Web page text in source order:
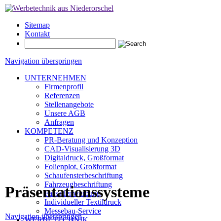
Sitemap
Kontakt
Navigation überspringen
UNTERNEHMEN
Firmenprofil
Referenzen
Stellenangebote
Unsere AGB
Anfragen
KOMPETENZ
PR-Beratung und Konzeption
CAD-Visualisierung 3D
Digitaldruck, Großformat
Folienplot, Großformat
Schaufensterbeschriftung
Fahrzeugbeschriftung
Fassadenwerbung
Individueller Textildruck
Messebau-Service
Präsentationssysteme
Navigation überspringen